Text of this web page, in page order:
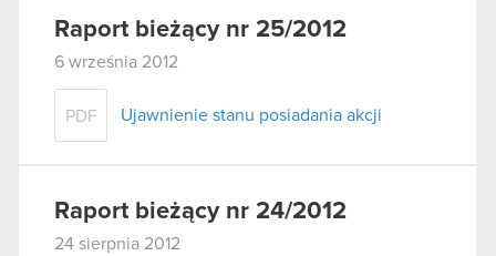
Raport bieżący nr 25/2012
6 września 2012
PDF Ujawnienie stanu posiadania akcji
Raport bieżący nr 24/2012
24 sierpnia 2012